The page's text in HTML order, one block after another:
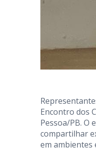
Encontro dos
Pessoa/PB. O
compartilhar
em ambientes